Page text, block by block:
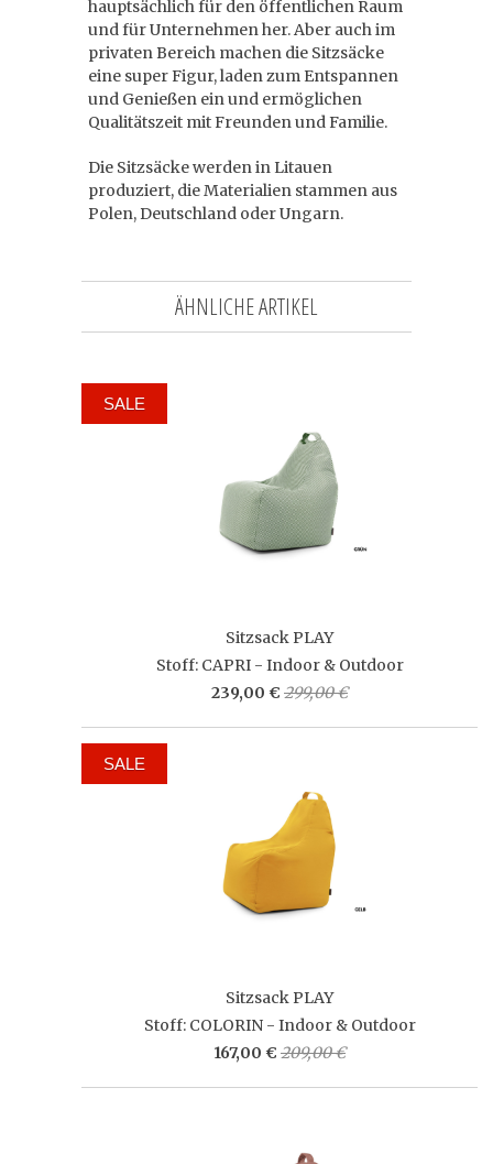
hauptsächlich für den öffentlichen Raum
und für Unternehmen her. Aber auch im
privaten Bereich machen die Sitzsäcke
eine super Figur, laden zum Entspannen
und Genießen ein und ermöglichen
Qualitätszeit mit Freunden und Familie.
Die Sitzsäcke werden in Litauen
produziert, die Materialien stammen aus
Polen, Deutschland oder Ungarn.
ÄHNLICHE ARTIKEL
Sitzsack PLAY
Stoff: CAPRI - Indoor & Outdoor
239,00 € 299,00 €
SALE
Sitzsack PLAY
Stoff: COLORIN - Indoor & Outdoor
167,00 € 209,00 €
SALE